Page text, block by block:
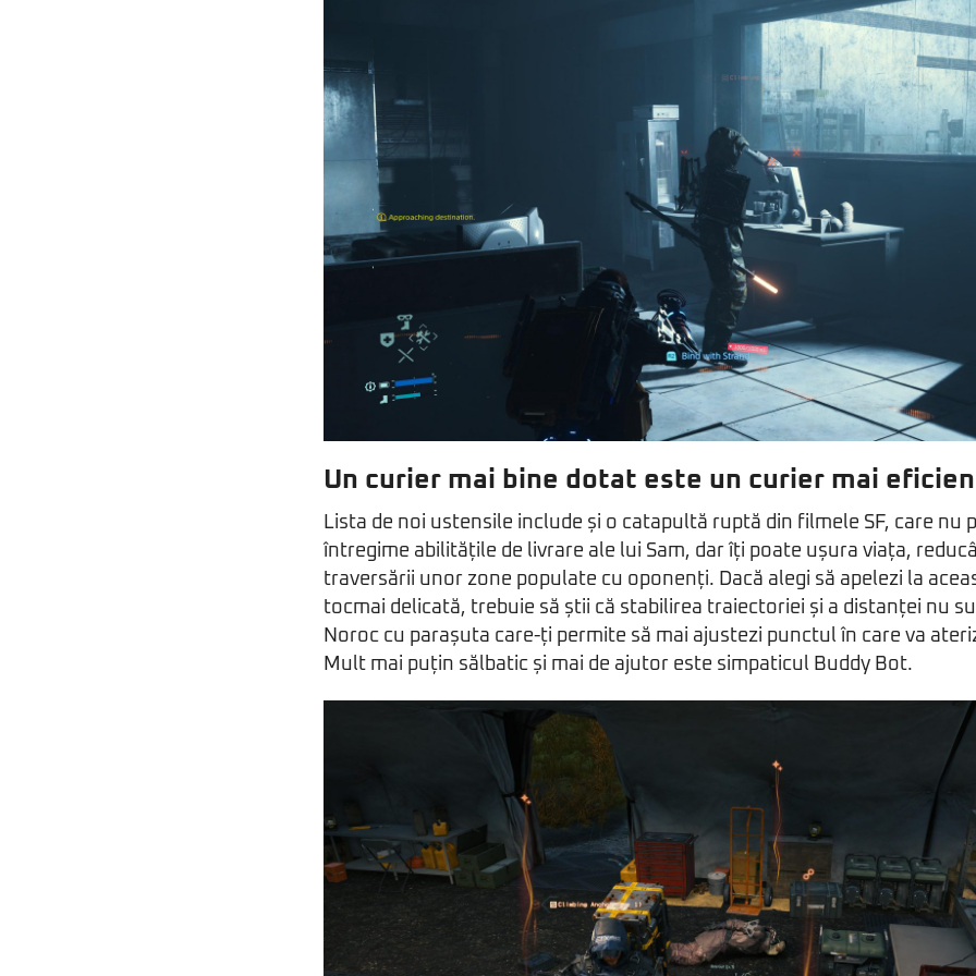
Un curier mai bine dotat este un curier mai
Lista de noi ustensile include și o catapultă ruptă din filmele SF, care nu
întregime abilitățile de livrare ale lui Sam, dar îți poate ușura viața,
traversării unor zone populate cu oponenți. Dacă alegi să apelezi la
tocmai delicată, trebuie să știi că stabilirea traiectoriei și a distanței nu
Noroc cu parașuta care-ți permite să mai ajustezi punctul în care va
Mult mai puțin sălbatic și mai de ajutor este simpaticul Buddy Bot.